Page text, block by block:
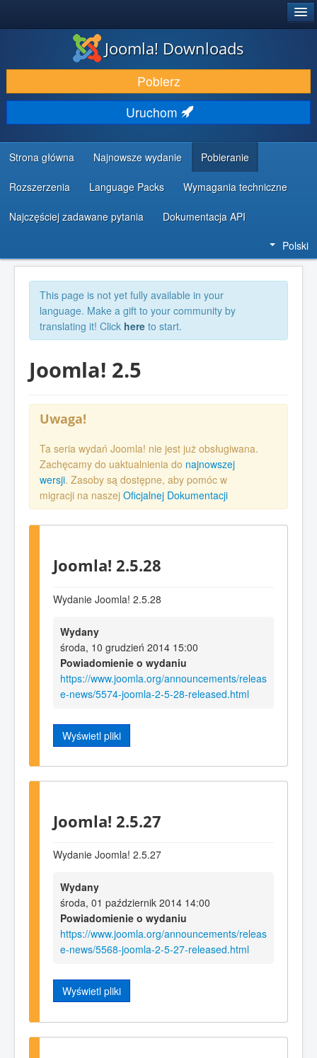
DODATKI I ROZSZERZENIA
ODKRYJ & POZNAJ
SPOŁECZNOŚĆ & WSPARCIE
ZASOBY DLA PROGRAMISTÓW
Joomla! Downloads
Pobierz
Uruchom
Strona główna Najnowsze wydanie Pobieranie
Rozszerzenia Language Packs Wymagania techniczne
Najczęściej zadawane pytania Dokumentacja API
Polski
This page is not yet fully available in your
language. Make a gift to your community by
translating it! Click here to start.
Joomla! 2.5
Uwaga!
Ta seria wydań Joomla! nie jest już obsługiwana.
Zachęcamy do uaktualnienia do najnowszej
wersji. Zasoby są dostępne, aby pomóc w
migracji na naszej Oficjalnej Dokumentacji
Joomla! 2.5.28
Wydanie Joomla! 2.5.28
Wydany
środa, 10 grudzień 2014 15:00
Powiadomienie o wydaniu
https://www.joomla.org/announcements/releas
e-news/5574-joomla-2-5-28-released.html
Wyświetl pliki
Joomla! 2.5.27
Wydanie Joomla! 2.5.27
Wydany
środa, 01 październik 2014 14:00
Powiadomienie o wydaniu
https://www.joomla.org/announcements/releas
e-news/5568-joomla-2-5-27-released.html
Wyświetl pliki